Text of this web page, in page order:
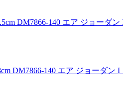
DM7866-140 エア ジョーダ